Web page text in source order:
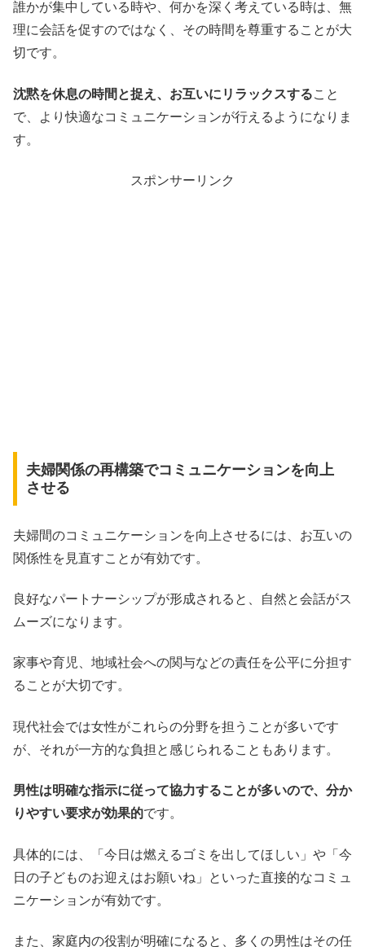
誰かが集中している時や、何かを深く考えている時は、無
理に会話を促すのではなく、その時間を尊重することが大
切です。
沈黙を休息の時間と捉え、お互いにリラックスすること
で、より快適なコミュニケーションが行えるようになりま
す。
スポンサーリンク
夫婦関係の再構築でコミュニケーションを向上
させる
夫婦間のコミュニケーションを向上させるには、お互いの
関係性を見直すことが有効です。
良好なパートナーシップが形成されると、自然と会話がス
ムーズになります。
家事や育児、地域社会への関与などの責任を公平に分担す
ることが大切です。
現代社会では女性がこれらの分野を担うことが多いです
が、それが一方的な負担と感じられることもあります。
男性は明確な指示に従って協力することが多いので、分か
りやすい要求が効果的です。
具体的には、「今日は燃えるゴミを出してほしい」や「今
日の子どものお迎えはお願いね」といった直接的なコミュ
ニケーションが有効です。
また、家庭内の役割が明確になると、多くの男性はその任